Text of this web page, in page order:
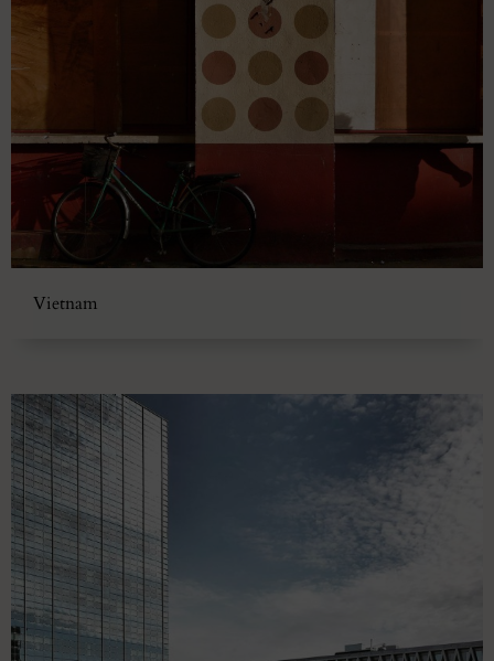
Vietnam